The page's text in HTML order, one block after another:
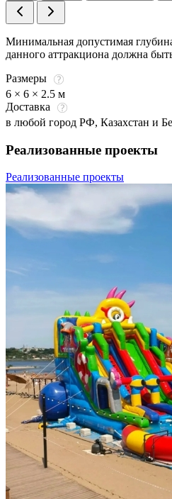
Минимальная допустимая
данного аттракциона должна
Размеры
6 × 6 × 2.5 м
Доставка
в любой город РФ, Казахстан и
Реализованные проекты
Реализованные проекты